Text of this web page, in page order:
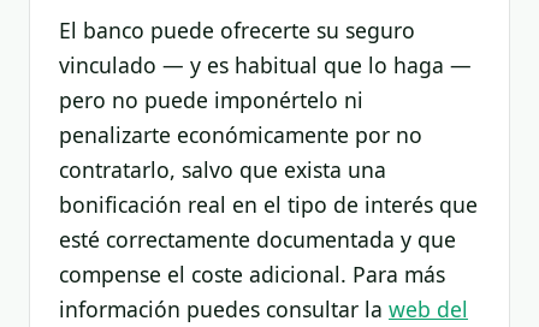
El banco puede ofrecerte su seguro
vinculado — y es habitual que lo haga —
pero no puede imponértelo ni
penalizarte económicamente por no
contratarlo, salvo que exista una
bonificación real en el tipo de interés que
esté correctamente documentada y que
compense el coste adicional. Para más
información puedes consultar la web del